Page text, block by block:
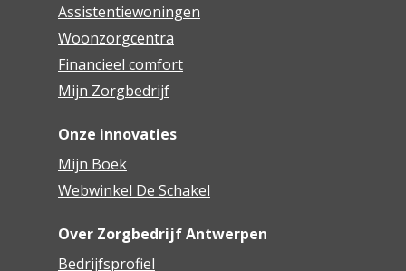
Assistentiewoningen
Woonzorgcentra
Financieel comfort
Mijn Zorgbedrijf
Onze innovaties
Mijn Boek
Webwinkel De Schakel
Over Zorgbedrijf Antwerpen
Bedrijfsprofiel